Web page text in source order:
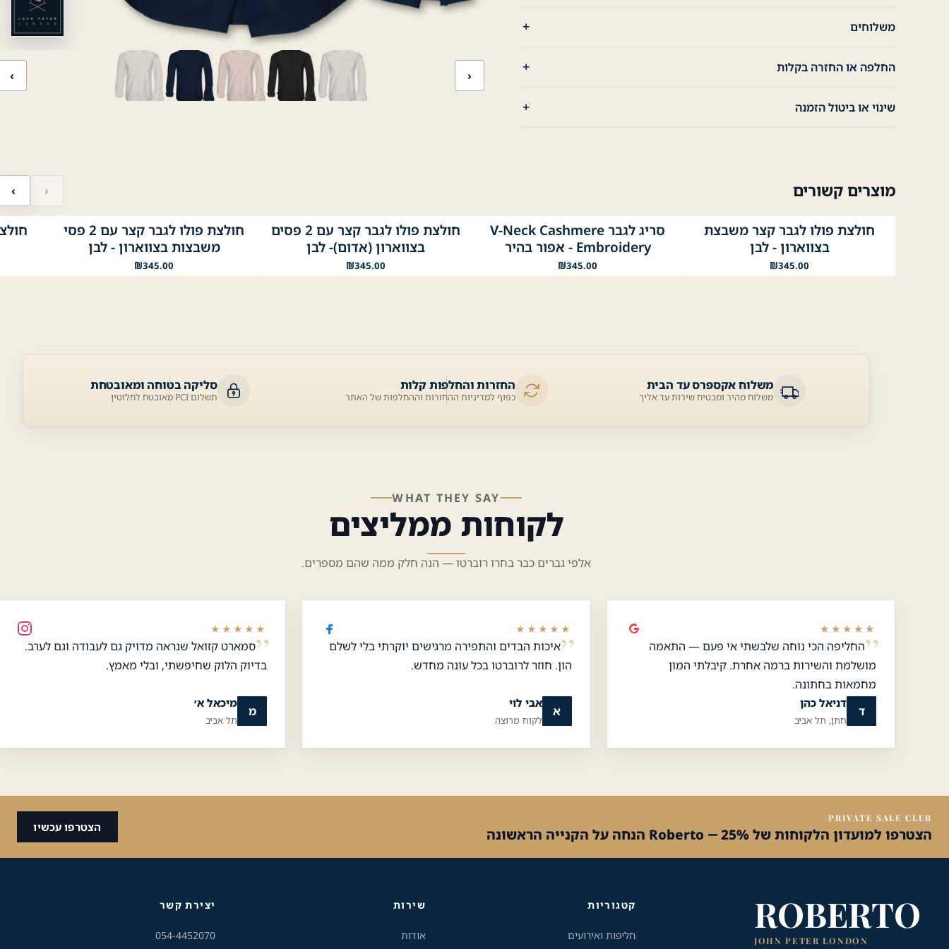
‹ ›
משלוחים
החלפה או החזרה בקלות
שינוי או ביטול הזמנה
מוצרים קשורים ‹ ›
לבן נייבי שחור
חולצת פולו לגבר קצר משבצת
בצווארון - לבן
₪345.00
אפור כההאפור בהיר
שחורסריג לגבר V-Neck Cashmere
Embroidery - אפור בהיר
₪345.00
לבן נייבי
חולצת פולו לגבר קצר עם 2 פסים
בצווארון (אדום)- לבן
₪345.00
לבן נייבי שחור
חולצת פולו לגבר קצר עם 2 פסי
משבצות בצווארון - לבן
₪345.00
לבן
משלוח אקספרס עד הבית
משלוח מהיר ומבטיח שירות עד אליך
החזרות והחלפות קלות
כפוף למדיניות ההחזרות וההחלפות של האתר
סליקה בטוחה ומאובטחת
תשלום PCI מאובטח לחלוטין
WHAT THEY SAY
לקוחות ממליצים
אלפי גברים כבר בחרו רוברטו — הנה חלק ממה שהם מספרים.
★★★★★
החליפה הכי נוחה שלבשתי אי פעם — התאמה
מושלמת והשירות ברמה אחרת. קיבלתי המון
מחמאות בחתונה.
ד
דניאל כהן
חתן, תל אביב
★★★★★
איכות הבדים והתפירה מרגישים יוקרתי בלי לשלם
הון. חוזר לרוברטו בכל עונה מחדש.
א
אבי לוי
לקוח מרוצה
★★★★★
סמארט קזואל שנראה מדויק גם לעבודה וגם לערב.
בדיוק הלוק שחיפשתי, ובלי מאמץ.
מ
מיכאל א׳
תל אביב
PRIVATE SALE CLUB
הצטרפו למועדון הלקוחות של Roberto — 25% הנחה על הקנייה הראשונה הצטרפו עכשיו
ROBERTO
JOHN PETER LONDON
קטגוריות
חליפות ואירועים
שירות
אודות
יצירת קשר
054-4452070
כלי נגישות
גודל טקסט
ניגודיות
גבוהה
הדגשת קישורים